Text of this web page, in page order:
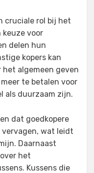
cruciale rol bij het
keuze voor
delen hun
kopers kan
het algemeen geven
te betalen voor
als duurzaam zijn.
dat goedkopere
wat leidt
Daarnaast
het
Kussens die